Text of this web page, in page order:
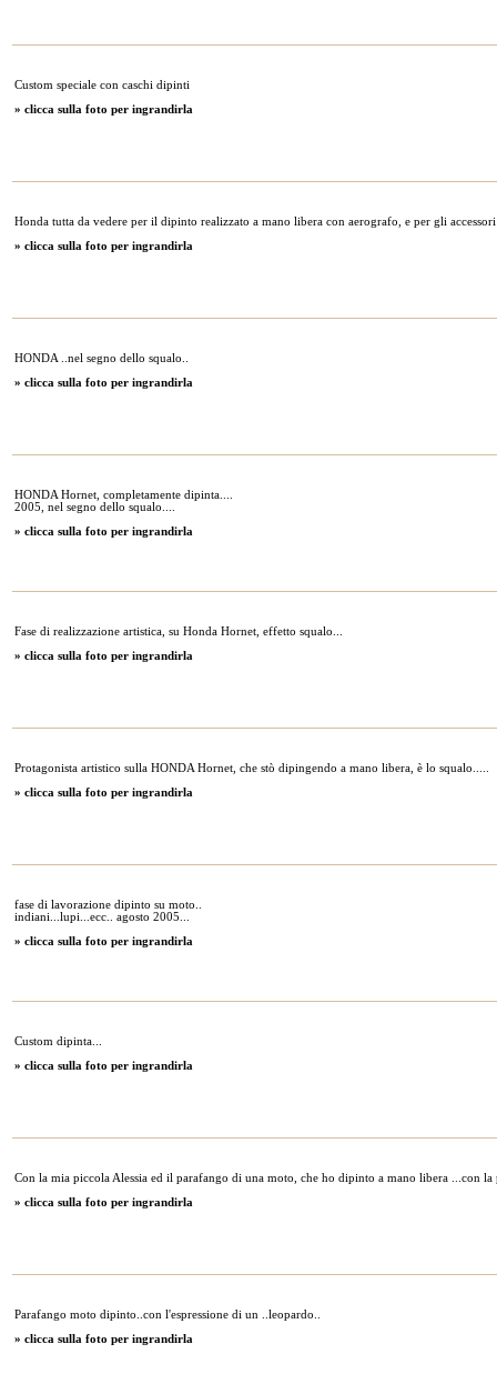
Custom speciale con caschi dipinti
» clicca sulla foto per ingrandirla
Honda tutta da vedere per il dipinto realizzato a mano libera con aerografo, e per gli
» clicca sulla foto per ingrandirla
HONDA ..nel segno dello squalo..
» clicca sulla foto per ingrandirla
HONDA Hornet, completamente dipinta....
2005, nel segno dello squalo....
» clicca sulla foto per ingrandirla
Fase di realizzazione artistica, su Honda Hornet, effetto squalo...
» clicca sulla foto per ingrandirla
Protagonista artistico sulla HONDA Hornet, che stò dipingendo a mano libera, è lo squalo.....
» clicca sulla foto per ingrandirla
fase di lavorazione dipinto su moto..
indiani...lupi...ecc.. agosto 2005...
» clicca sulla foto per ingrandirla
Custom dipinta...
» clicca sulla foto per ingrandirla
Con la mia piccola Alessia ed il parafango di una moto, che ho dipinto a mano libera ...con la
» clicca sulla foto per ingrandirla
Parafango moto dipinto..con l'espressione di un ..leopardo..
» clicca sulla foto per ingrandirla